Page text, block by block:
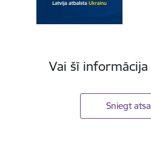
Vai šī
Sniegt